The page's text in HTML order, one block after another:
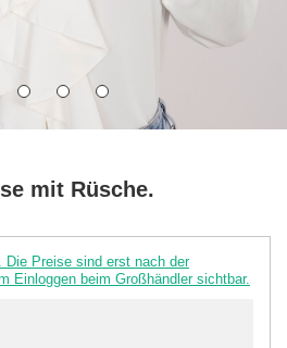
mit Rüsche.
Die Preise sind erst nach der
Einloggen beim Großhändler sichtbar.